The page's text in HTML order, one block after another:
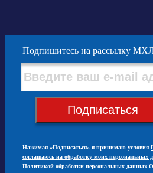
Подпишитесь на рассылку
Подписаться
Нажимая «Подписаться» я принимаю условия
соглашаюсь на обработку моих персональных
Политикой обработки персональных